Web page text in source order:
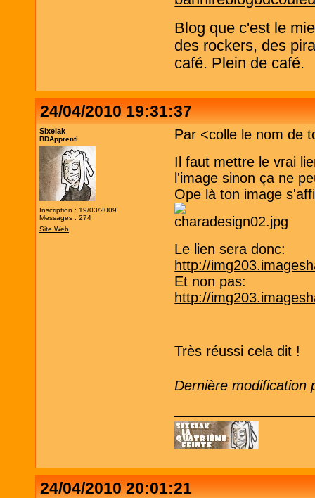
Blog que c'est le
des rockers, des
café. Plein de café.
24/04/2010 19:31:37
Sixelak
BDApprenti
Inscription : 19/03/2009
Messages : 274
Site Web
Par <colle le nom de
Il faut mettre le vrai
l'image sinon ça ne
Ope là ton image
Le lien sera donc:
http://
Et non pas:
http://
Très réussi cela dit !
Dernière modification
24/04/2010 20:01:21